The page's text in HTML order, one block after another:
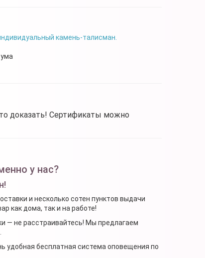
камень-талисман.
доказать! Сертификаты можно
у нас?
и несколько сотен пунктов выдачи
как дома, так и на работе!
— не расстраивайтесь! Мы предлагаем
удобная бесплатная система оповещения по